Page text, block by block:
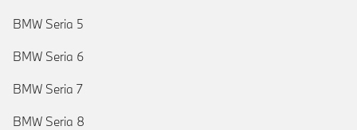
BMW Seria 5
BMW Seria 6
BMW Seria 7
BMW Seria 8